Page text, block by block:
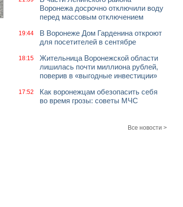
Воронежа досрочно отключили воду
перед массовым отключением
19:44
В Воронеже Дом Гарденина откроют
для посетителей в сентябре
18:15
Жительница Воронежской области
лишилась почти миллиона рублей,
поверив в «выгодные инвестиции»
17:52
Как воронежцам обезопасить себя
во время грозы: советы МЧС
Все новости >